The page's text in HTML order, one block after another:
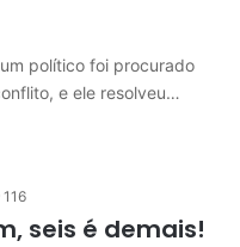
um político foi procurado
e ele resolveu…
116
seis é demais!